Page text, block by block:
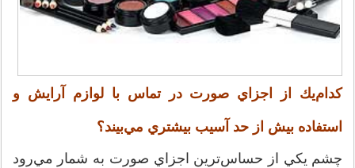
كدام‌یك از اجزاي صورت در تماس با لوازم آرايش و
استفاده بيش از حد آسيب بيشتري مي‌بيند؟
چشم يكي از حساس‌ترين اجزاي صورت به شمار مي‌رود